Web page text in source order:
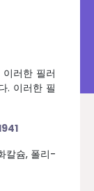
러한 필러
. 이러한 필
칼슘, 폴리-